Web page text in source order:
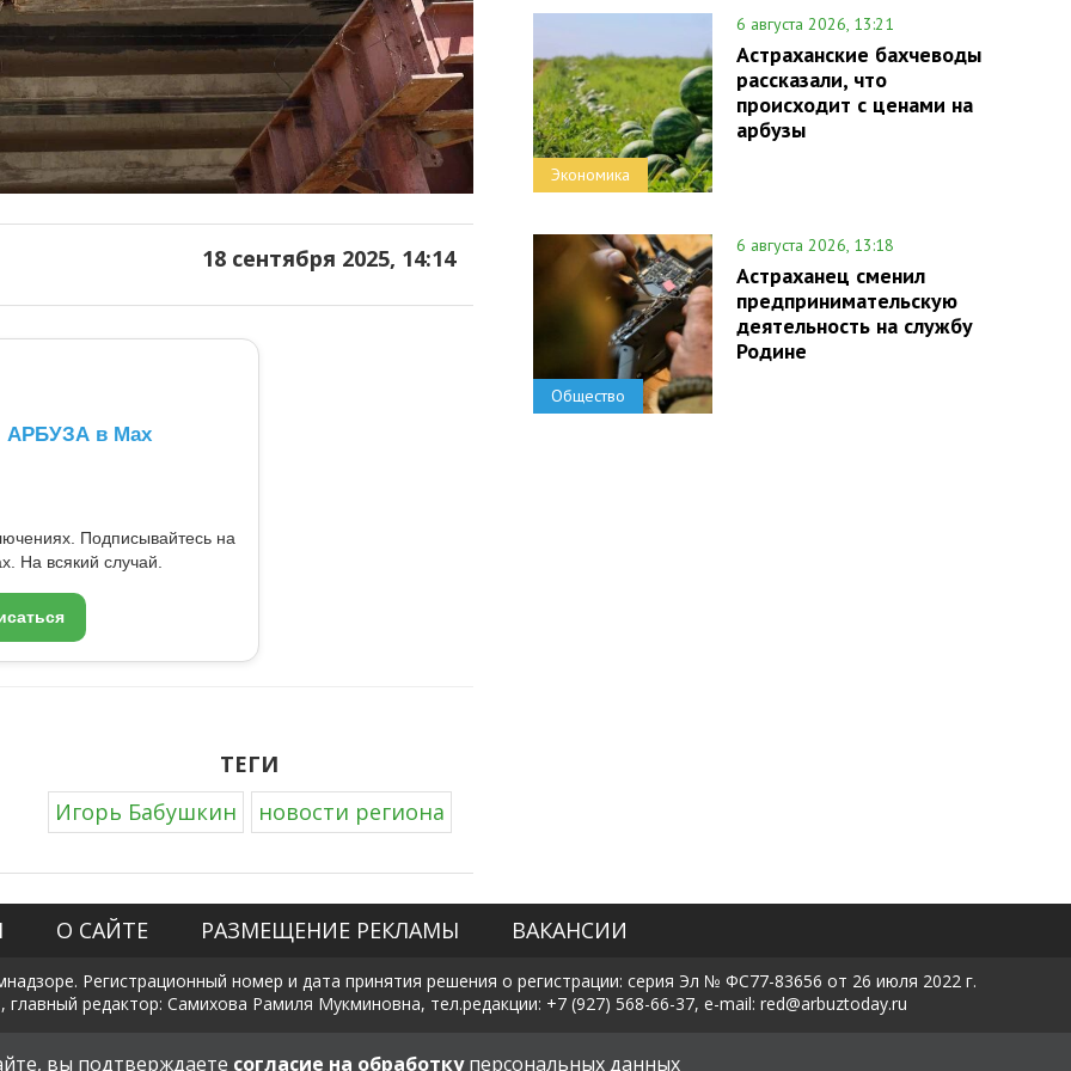
18 сентября 2025, 14:14
АРБУЗА в Max
Подписывайтесь на
На всякий случай.
ТЕГИ
Игорь Бабушкин
новости региона
Экономика
6 августа 2026, 13:21
Астраханские бахчеводы
рассказали, что
происходит с ценами на
арбузы
Общество
6 августа 2026, 13:18
Астраханец сменил
предпринимательскую
деятельность на службу
Родине
О САЙТЕ РАЗМЕЩЕНИЕ РЕКЛАМЫ ВАКАНСИИ
Регистрационный номер и дата принятия решения о регистрации: серия Эл № ФС77-83656 от 26 июля 2022 г.
редактор: Самихова Рамиля Мукминовна, тел.редакции: +7 (927) 568-66-37, e-mail: red@arbuztoday.ru
вы подтверждаете согласие на обработкуперсональных данных